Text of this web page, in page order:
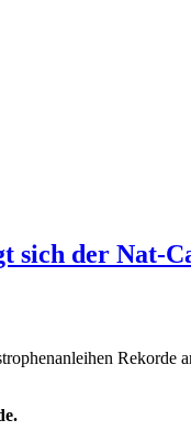
sich der Nat-
Rekorde